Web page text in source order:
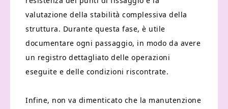
valutazione della stabilità complessiva della
struttura. Durante questa fase, è utile
documentare ogni passaggio, in modo da avere
un registro dettagliato delle operazioni
eseguite e delle condizioni riscontrate.
Infine, non va dimenticato che la manutenzione